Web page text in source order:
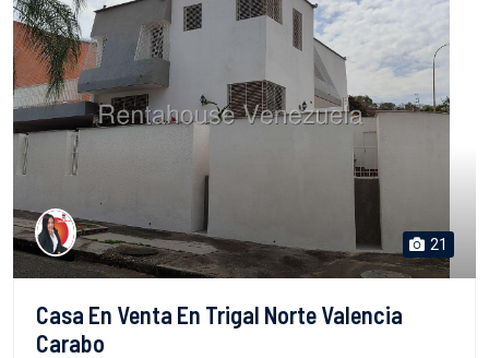
21
Casa En Venta En Trigal Norte Valencia
Carabo